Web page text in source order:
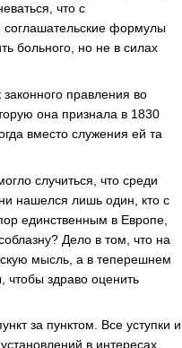
что с
соглашательские формулы
больного, но не в силах
правления во
она признала в 1830
вместо служения ей та
случиться, что среди
нашелся лишь один, кто с
единственным в Европе,
Дело в том, что на
мысль, а в теперешнем
чтобы здраво оценить
за пунктом. Все уступки и
в интересах